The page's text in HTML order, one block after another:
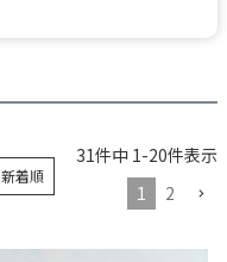
新着順
31件中 1-20件表示
1
2